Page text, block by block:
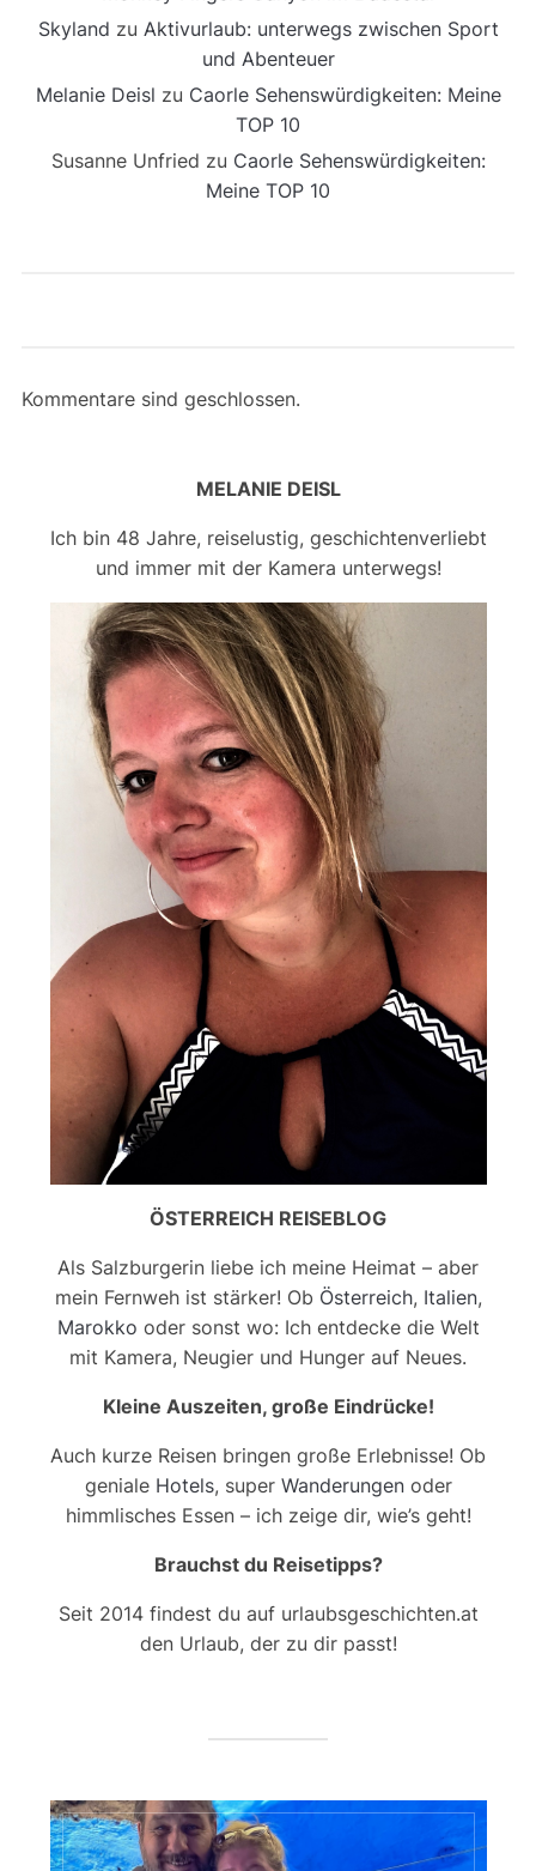
Skyland zu Aktivurlaub: unterwegs zwischen Sport
und Abenteuer
Melanie Deisl zu Caorle Sehenswürdigkeiten: Meine
TOP 10
Susanne Unfried zu Caorle Sehenswürdigkeiten:
Meine TOP 10
Kommentare sind geschlossen.
MELANIE DEISL
Ich bin 48 Jahre, reiselustig, geschichtenverliebt
und immer mit der Kamera unterwegs!
ÖSTERREICH REISEBLOG
Als Salzburgerin liebe ich meine Heimat – aber
mein Fernweh ist stärker! Ob Österreich, Italien,
Marokko oder sonst wo: Ich entdecke die Welt
mit Kamera, Neugier und Hunger auf Neues.
Kleine Auszeiten, große Eindrücke!
Auch kurze Reisen bringen große Erlebnisse! Ob
geniale Hotels, super Wanderungenoder
himmlisches Essen – ich zeige dir, wie’s geht!
Brauchst du Reisetipps?
Seit 2014 findest du auf urlaubsgeschichten.at
den Urlaub, der zu dir passt!